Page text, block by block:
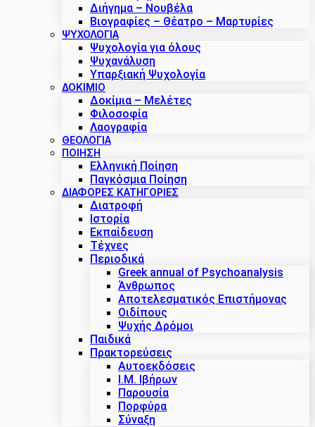
Διήγημα – Νουβέλα
Βιογραφίες – Θέατρο – Μαρτυρίες
ΨΥΧΟΛΟΓΙΑ
Ψυχολογία για όλους
Ψυχανάλυση
Υπαρξιακή Ψυχολογία
ΔΟΚΊΜΙΟ
Δοκίμια – Μελέτες
Φιλοσοφία
Λαογραφία
ΘΕΟΛΟΓΙΑ
ΠΟΙΗΣΗ
Ελληνική Ποίηση
Παγκόσμια Ποίηση
ΔΙΑΦΟΡΕΣ ΚΑΤΗΓΟΡΙΕΣ
Διατροφή
Ιστορία
Εκπαίδευση
Τέχνες
Περιοδικά
Greek annual of Psychoanalysis
Άνθρωπος
Αποτελεσματικός Επιστήμονας
Οιδίπους
Ψυχής Δρόμοι
Παιδικά
Πρακτoρεύσεις
Αυτοεκδόσεις
Ι.Μ. Ιβήρων
Παρουσία
Πορφύρα
Σύναξη